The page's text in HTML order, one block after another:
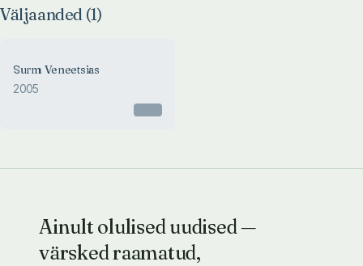
Väljaanded (1)
Surm Veneetsias
2005
Ainult olulised uudised —
värsked raamatud,